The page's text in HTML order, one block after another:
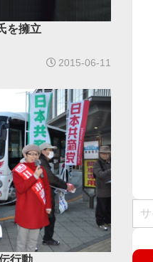
を擁立
2015-06-11
行動